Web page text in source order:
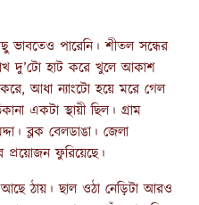
পারেনি। শীতল সন্ধের
দু’টো হাট করে খুলে আকাশ
আধা ন্যাংটো হয়ে মরে গেল
একটা স্থায়ী ছিল। গ্রাম
ব্লক বেলডাঙা। জেলা
প্রয়োজন ফুরিয়েছে।
ঠায়। ছাল ওঠা নেড়িটা আরও